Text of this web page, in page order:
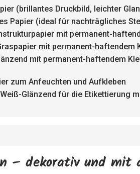
(brillantes Druckbild, leichter
Papier (ideal für nachträgliches
mit permanent-
mit permanent-haftendem
mit permanent-haftendem
zum Anfeuchten und Aufkleben
Glänzend für die Etikettierung
dekorativ und mit